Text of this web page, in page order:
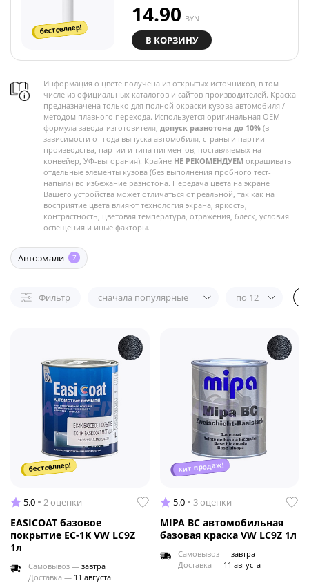
бестселлер!
14.90 BYN
В КОРЗИНУ
Информация о цвете получена из открытых источников, в том
числе из официальных каталогов и сайтов производителей. Краска
предназначена только для полной окраски кузова автомобиля /
методом плавного перехода. Используется оригинальная OEM-
формула завода-изготовителя, допуск разнотона до 10% (в
зависимости от года выпуска автомобиля, страны и партии
производства, партии и типа пигментов, поставляемых на
конвейер, УФ-выгорания). Крайне НЕ РЕКОМЕНДУЕМ окрашивать
отдельные элементы кузова (без выполнения пробного тест-
напыла) во избежание разнотона. Передача цвета на экране
Вашего устройства может отличаться от реальной, так как на
восприятие цвета влияют технология экрана, яркость,
контрастность, цветовая температура, отражения, блеск, условия
освещения и иные факторы.
Автоэмали 7
Фильтр сначала популярные по 12
бестселлер!
5.0 2 оценки
EASICOAT базовое
покрытие EC-1K VW LC9Z
1л
Самовывоз — завтра
Доставка — 11 августа
хит продаж!
5.0 3 оценки
MIPA BC автомобильная
базовая краска VW LC9Z 1л
Самовывоз — завтра
Доставка — 11 августа